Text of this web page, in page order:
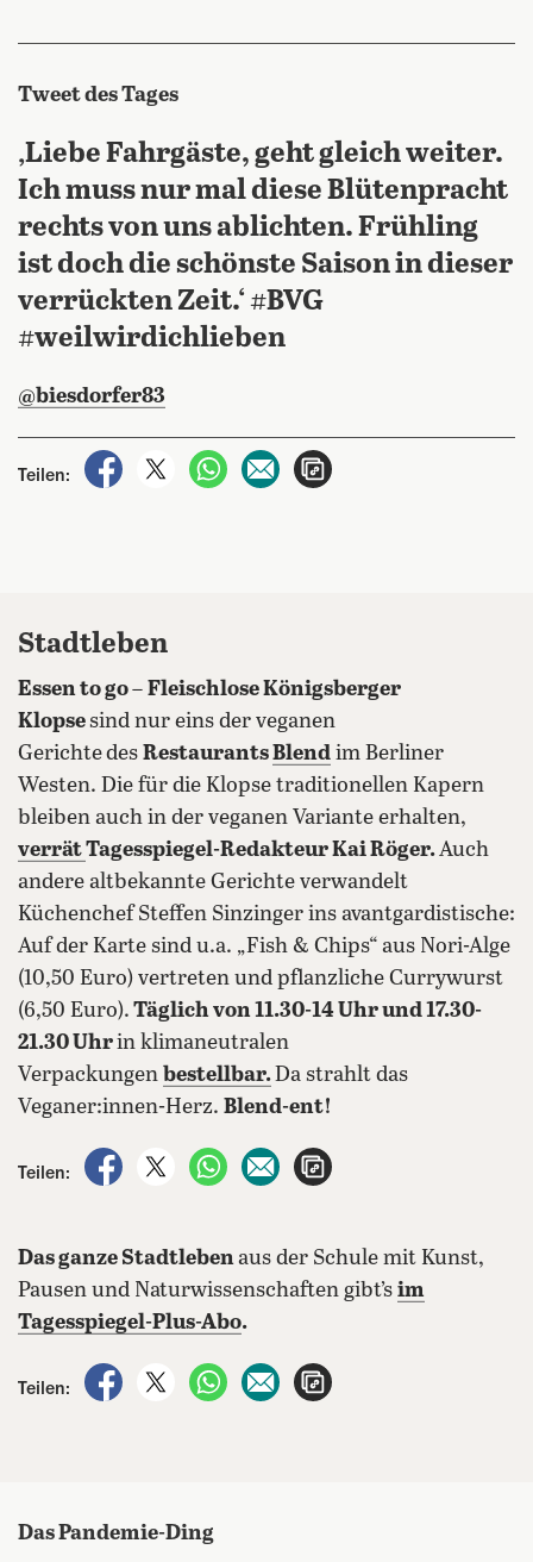
Tweet des Tages
‚Liebe Fahrgäste, geht gleich weiter.
Ich muss nur mal diese Blütenpracht
rechts von uns ablichten. Frühling
ist doch die schönste Saison in dieser
verrückten Zeit.‘ #BVG
#weilwirdichlieben
@biesdorfer83
Teilen:
auf Facebook teilen
auf X teilenper WhatsApp teilen
per E-Mail teilen
Stadtleben
Essen to go – Fleischlose Königsberger
Klopsesind nur eins der veganen
Gerichtedes RestaurantsBlend im Berliner
Westen. Die für die Klopse traditionellen Kapern
bleiben auch in der veganen Variante erhalten,
verrätTagesspiegel-Redakteur Kai Röger.Auch
andere altbekannte Gerichte verwandelt
Küchenchef Steffen Sinzinger ins avantgardistische:
Auf der Karte sind u.a. „Fish & Chips“ aus Nori-Alge
(10,50 Euro) vertreten und pflanzliche Currywurst
(6,50 Euro). Täglich von 11.30-14 Uhr und 17.30-
21.30 Uhrin klimaneutralen
Verpackungen bestellbar.Da strahlt das
Veganer:innen-Herz. Blend-ent!
Teilen:
auf Facebook teilen
auf X teilenper WhatsApp teilen
per E-Mail teilen
Das ganze Stadtlebenaus der Schule mit Kunst,
Pausen und Naturwissenschaften gibt’s im
Tagesspiegel-Plus-Abo.
Teilen:
auf Facebook teilen
auf X teilenper WhatsApp teilen
per E-Mail teilen
Das Pandemie-Ding